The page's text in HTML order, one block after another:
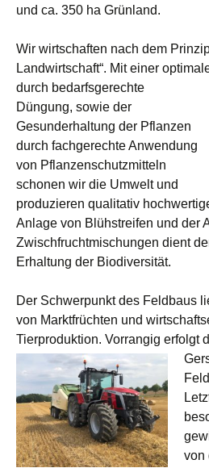
und ca. 350 ha Grünland.
Wir wirtschaften nach dem
Landwirtschaft“. Mit einer
durch bedarfsgerechte
Düngung, sowie der
Gesunderhaltung der Pflanzen
durch fachgerechte Anwendung
von Pflanzenschutzmitteln
schonen wir die Umwelt und
produzieren qualitativ
Anlage von Blühstreifen und der
Zwischfruchtmischungen dient
Erhaltung der Biodiversität.
Der Schwerpunkt des Feldbaus
von Marktfrüchten und
Tierproduktion. Vorrangig erfolgt
von